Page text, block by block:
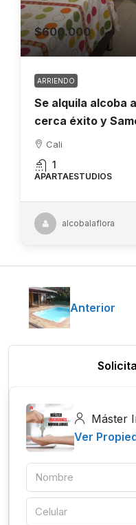
$600.000
ARRIENDO
Se alquila alcoba
cerca éxito y
Cali
1
APARTAESTUDIOS
alcobalaflora
Anterior
Máster
Ver